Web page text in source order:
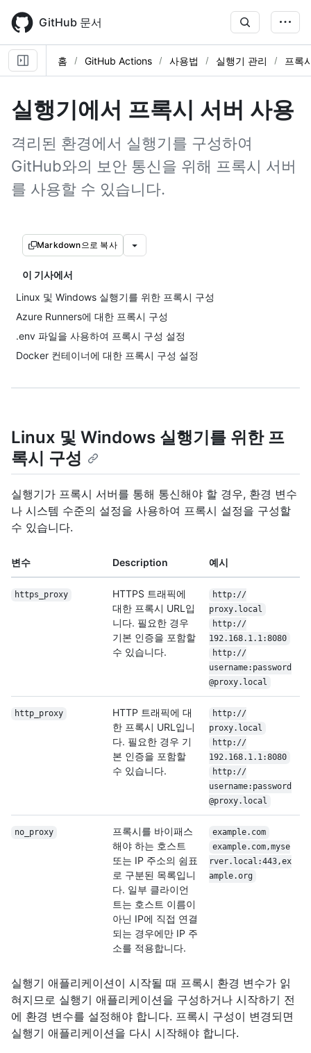
main
content
GitHub 문서
홈 GitHub Actions 사용법 실행기 관리 프록
실행기에서 프록시 서버 사용
격리된 환경에서 실행기를 구성하여
GitHub와의 보안 통신을 위해 프록시 서버
를 사용할 수 있습니다.
Markdown으로 복사
이 기사에서
Linux 및 Windows 실행기를 위한 프록시 구성
Azure Runners에 대한 프록시 구성
.env 파일을 사용하여 프록시 구성 설정
Docker 컨테이너에 대한 프록시 구성 설정
Linux 및 Windows 실행기를 위한 프
록시 구성
실행기가 프록시 서버를 통해 통신해야 할 경우, 환경 변수
나 시스템 수준의 설정을 사용하여 프록시 설정을 구성할
수 있습니다.
변수 Description 예시
https_proxy
HTTPS 트래픽에
대한 프록시 URL입
니다. 필요한 경우
기본 인증을 포함할
수 있습니다.
http://
proxy.local
http://
192.168.1.1:8080
http://
username:password
@proxy.local
http_proxy
HTTP 트래픽에 대
한 프록시 URL입니
다. 필요한 경우 기
본 인증을 포함할
수 있습니다.
http://
proxy.local
http://
192.168.1.1:8080
http://
username:password
@proxy.local
no_proxy
프록시를 바이패스
해야 하는 호스트
또는 IP 주소의 쉼표
로 구분된 목록입니
다. 일부 클라이언
트는 호스트 이름이
아닌 IP에 직접 연결
되는 경우에만 IP 주
소를 적용합니다.
example.com
example.com,myse
rver.local:443,ex
ample.org
실행기 애플리케이션이 시작될 때 프록시 환경 변수가 읽
혀지므로 실행기 애플리케이션을 구성하거나 시작하기 전
에 환경 변수를 설정해야 합니다. 프록시 구성이 변경되면
실행기 애플리케이션을 다시 시작해야 합니다.